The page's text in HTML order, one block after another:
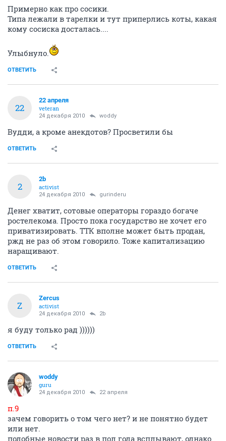
Примерно как про сосики.
Типа лежали в тарелки и тут приперлись коты, какая
кому сосиска досталась....
Улыбнуло.
ОТВЕТИТЬ
22
22 апреля
veteran
24 декабря 2010 woddy
Вудди, а кроме анекдотов? Просветили бы
ОТВЕТИТЬ
2
2b
activist
24 декабря 2010 gurinderu
Денег хватит, сотовые операторы гораздо богаче
ростелекома. Просто пока государство не хочет его
приватизировать. ТТК вполне может быть продан,
ржд не раз об этом говорило. Тоже капитализацию
наращивают.
ОТВЕТИТЬ
Z
Zercus
activist
24 декабря 2010 2b
я буду только рад ))))))
ОТВЕТИТЬ
woddy
guru
24 декабря 2010 22 апреля
п.9
зачем говорить о том чего нет? и не понятно будет
или нет.
подобные новости раз в пол года всплывают, однако